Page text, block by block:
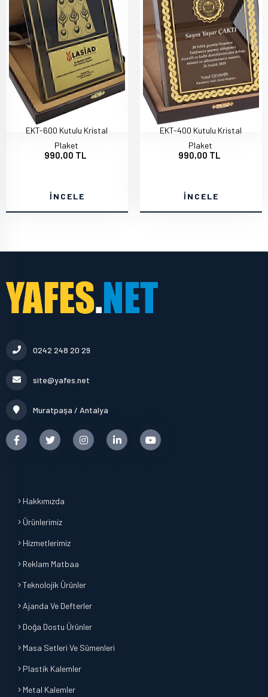
EKT-600 Kutulu Kristal
Plaket
990,00 TL
İNCELE
EKT-400 Kutulu Kristal
Plaket
990,00 TL
İNCELE
0242 248 20 29
site@yafes.net
Muratpaşa / Antalya
Hakkımızda
Ürünlerimiz
Hizmetlerimiz
Reklam Matbaa
Teknolojik Ürünler
Ajanda Ve Defterler
Doğa Dostu Ürünler
Masa Setleri Ve Sümenleri
Plastik Kalemler
Metal Kalemler